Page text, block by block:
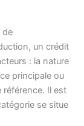
de
un crédit
: la nature
principale ou
référence. Il est
se situe